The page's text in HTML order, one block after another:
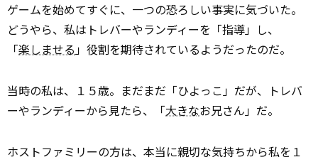
ゲームを始めてすぐに、一つの恐ろしい事実に気づいた。
どうやら、私はトレバーやランディーを「指導」し、
「楽しませる」役割を期待されているようだったのだ。
当時の私は、１５歳。まだまだ「ひよっこ」だが、トレバ
ーやランディーから見たら、「大きなお兄さん」だ。
ホストファミリーの方は、本当に親切な気持ちから私を１